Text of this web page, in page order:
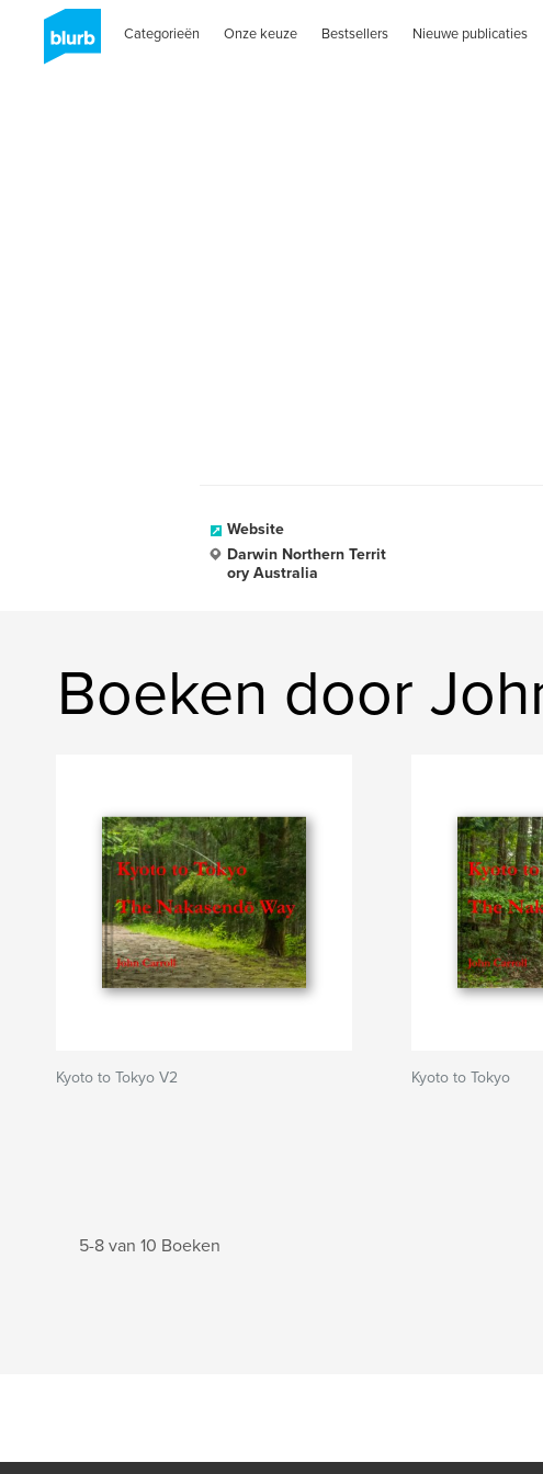
Categorieën Onze keuze Bestsellers Nieuwe publicaties
Website
Darwin Northern Territ
ory Australia
Boeken door
Kyoto to Tokyo V2 Kyoto to Tokyo
5-8 van 10 Boeken